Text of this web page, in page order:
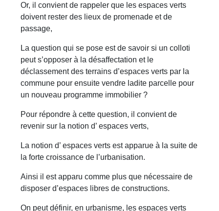
Or, il convient de rappeler que les espaces verts
doivent rester des lieux de promenade et de
passage,
La question qui se pose est de savoir si un colloti
peut s’opposer à la désaffectation et le
déclassement des terrains d’espaces verts par la
commune pour ensuite vendre ladite parcelle pour
un nouveau programme immobilier ?
Pour répondre à cette question, il convient de
revenir sur la notion d’ espaces verts,
La notion d’ espaces verts est apparue à la suite de
la forte croissance de l’urbanisation.
Ainsi il est apparu comme plus que nécessaire de
disposer d’espaces libres de constructions.
On peut définir, en urbanisme, les espaces verts